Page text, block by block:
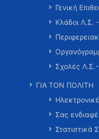
Γενική
Κλάδοι Λ.Σ.
Σχολές
ΓΙΑ ΤΟΝ ΠΟΛΙΤΗ
Σας
Στατιστικά